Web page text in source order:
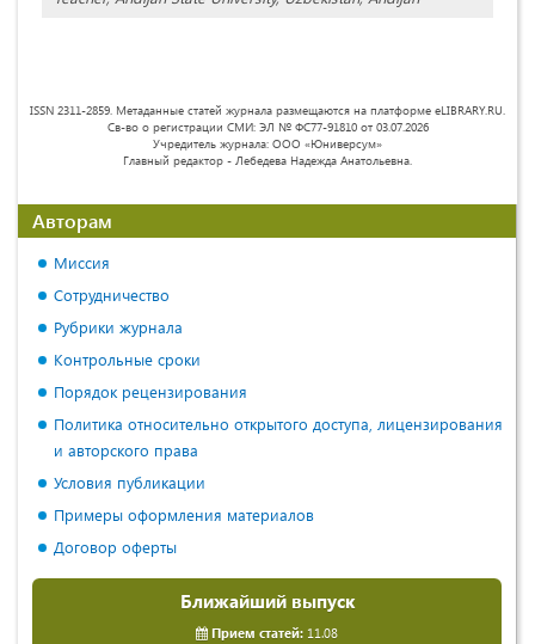
ISSN 2311-2859. Метаданные статей журнала размещаются на платформе eLIBRARY.RU.
Св-во о регистрации СМИ: ЭЛ № ФС77-91810 от 03.07.2026
Учредитель журнала: ООО «Юниверсум»
Главный редактор - Лебедева Надежда Анатольевна.
Авторам
Миссия
Сотрудничество
Рубрики журнала
Контрольные сроки
Порядок рецензирования
Политика относительно открытого доступа, лицензирования
и авторского права
Условия публикации
Примеры оформления материалов
Договор оферты
Ближайший выпуск
Прием статей: 11.08